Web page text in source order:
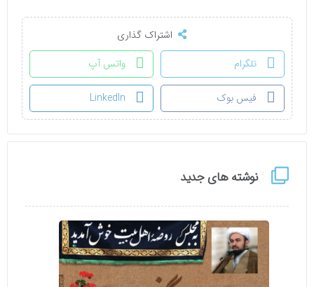
نوشته های جدید
اشتراک گذاری
تلگرام
واتس آپ
فیس بوک LinkedIn